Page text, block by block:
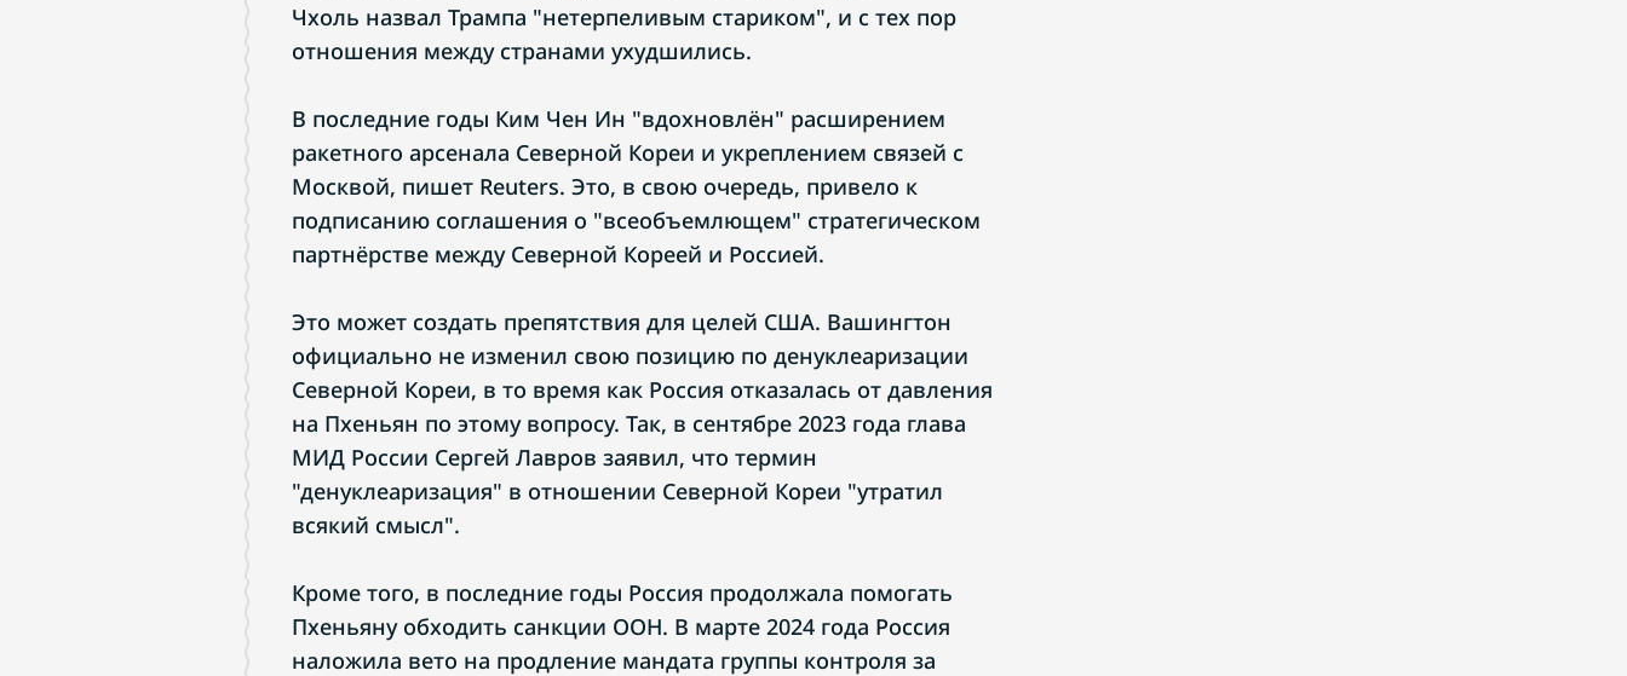
Чхоль назвал Трампа "нетерпеливым стариком", и с тех пор
отношения между странами ухудшились.
В последние годы Ким Чен Ин "вдохновлён" расширением
ракетного арсенала Северной Кореи и укреплением связей с
Москвой, пишет Reuters. Это, в свою очередь, привело к
подписанию соглашения о "всеобъемлющем" стратегическом
партнёрстве между Северной Кореей и Россией.
Это может создать препятствия для целей США. Вашингтон
официально не изменил свою позицию по денуклеаризации
Северной Кореи, в то время как Россия отказалась от давления
на Пхеньян по этому вопросу. Так, в сентябре 2023 года глава
МИД России Сергей Лавров заявил, что термин
"денуклеаризация" в отношении Северной Кореи "утратил
всякий смысл".
Кроме того, в последние годы Россия продолжала помогать
Пхеньяну обходить санкции ООН. В марте 2024 года Россия
наложила вето на продление мандата группы контроля за